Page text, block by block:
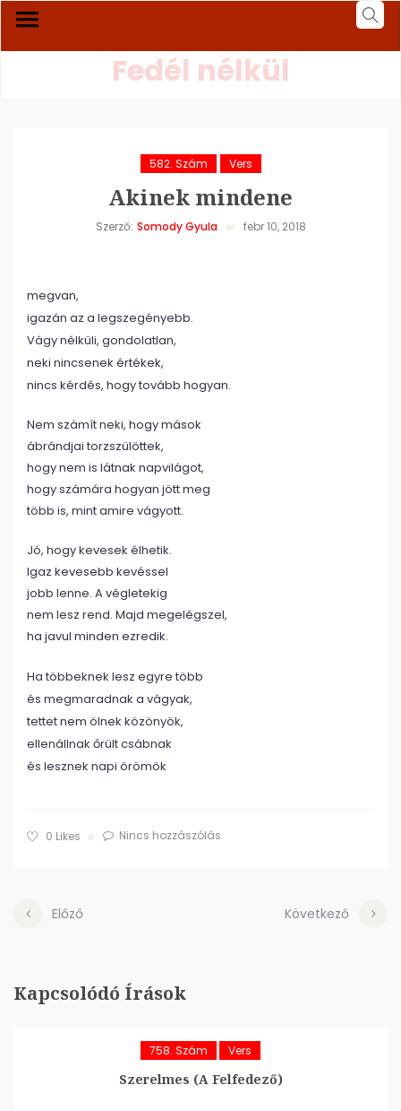
Fedél nélkül
582. Szám Vers
Akinek mindene
Szerző: Somody Gyula febr 10, 2018
megvan,
igazán az a legszegényebb.
Vágy nélküli, gondolatlan,
neki nincsenek értékek,
nincs kérdés, hogy tovább hogyan.
Nem számít neki, hogy mások
ábrándjai torzszülöttek,
hogy nem is látnak napvilágot,
hogy számára hogyan jött meg
több is, mint amire vágyott.
Jó, hogy kevesek élhetik.
Igaz kevesebb kevéssel
jobb lenne. A végletekig
nem lesz rend. Majd megelégszel,
ha javul minden ezredik.
Ha többeknek lesz egyre több
és megmaradnak a vágyak,
tettet nem ölnek közönyök,
ellenállnak őrült csábnak
és lesznek napi örömök
0 Likes Nincs hozzászólás
Előző Következő
Kapcsolódó Írások
758. Szám Vers
Szerelmes (A Felfedező)